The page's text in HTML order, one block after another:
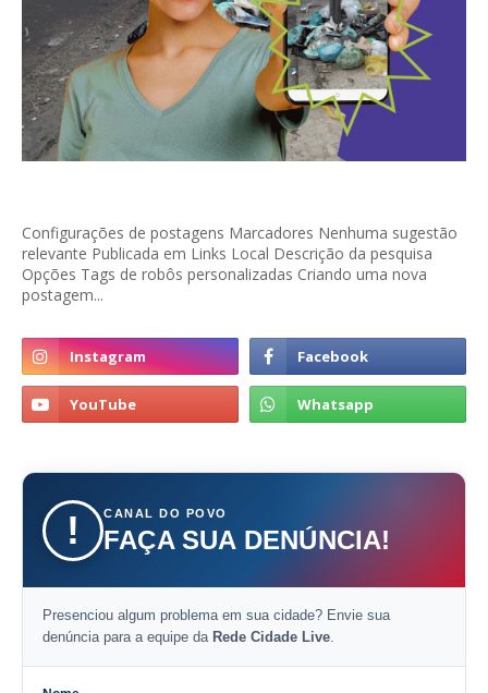
Configurações de postagens Marcadores Nenhuma sugestão
relevante Publicada em Links Local Descrição da pesquisa
Opções Tags de robôs personalizadas Criando uma nova
postagem...
! CANAL DO POVO
FAÇA SUA DENÚNCIA!
Presenciou algum problema em sua cidade? Envie sua
denúncia para a equipe da Rede Cidade Live.